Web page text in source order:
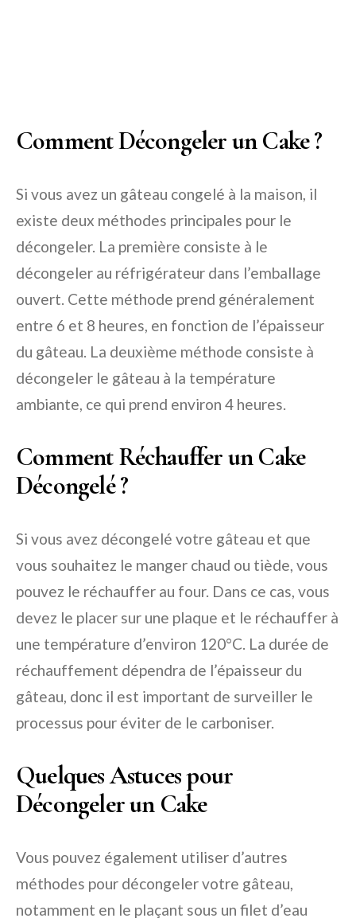
Comment Décongeler un Cake ?
Si vous avez un gâteau congelé à la maison, il
existe deux méthodes principales pour le
décongeler. La première consiste à le
décongeler au réfrigérateur dans l’emballage
ouvert. Cette méthode prend généralement
entre 6 et 8 heures, en fonction de l’épaisseur
du gâteau. La deuxième méthode consiste à
décongeler le gâteau à la température
ambiante, ce qui prend environ 4 heures.
Comment Réchauffer un Cake
Décongelé ?
Si vous avez décongelé votre gâteau et que
vous souhaitez le manger chaud ou tiède, vous
pouvez le réchauffer au four. Dans ce cas, vous
devez le placer sur une plaque et le réchauffer à
une température d’environ 120°C. La durée de
réchauffement dépendra de l’épaisseur du
gâteau, donc il est important de surveiller le
processus pour éviter de le carboniser.
Quelques Astuces pour
Décongeler un Cake
Vous pouvez également utiliser d’autres
méthodes pour décongeler votre gâteau,
notamment en le plaçant sous un filet d’eau